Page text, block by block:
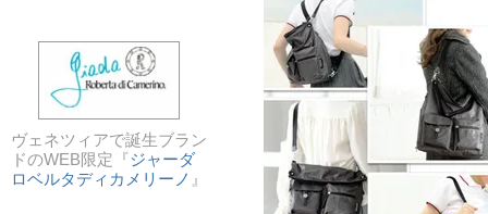
ヴェネツィアで誕生ブラン
ドのWEB限定『ジャーダ
ロベルタディカメリーノ 』